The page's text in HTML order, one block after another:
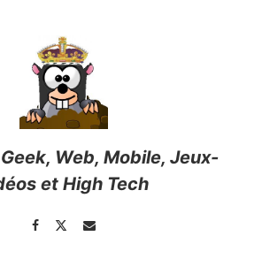
Web, Mobile, Jeux-
et High Tech